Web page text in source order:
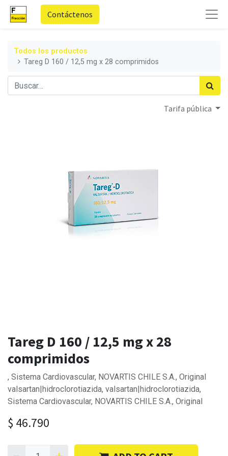
Contáctenos
Todos los productos
Tareg D 160 / 12,5 mg x 28 comprimidos
Tarifa pública
Tareg D 160 / 12,5 mg x 28
comprimidos
, Sistema Cardiovascular, NOVARTIS CHILE S.A., Original
valsartan|hidroclorotiazida, valsartan|hidroclorotiazida,
Sistema Cardiovascular, NOVARTIS CHILE S.A., Original
$ 46.790